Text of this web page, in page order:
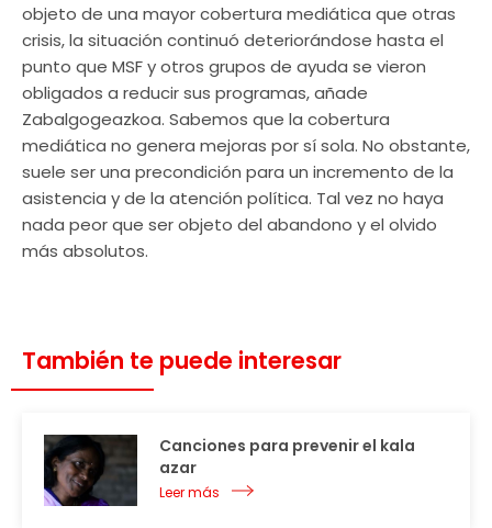
objeto de una mayor cobertura mediática que otras
crisis, la situación continuó deteriorándose hasta el
punto que MSF y otros grupos de ayuda se vieron
obligados a reducir sus programas, añade
Zabalgogeazkoa. Sabemos que la cobertura
mediática no genera mejoras por sí sola. No obstante,
suele ser una precondición para un incremento de la
asistencia y de la atención política. Tal vez no haya
nada peor que ser objeto del abandono y el olvido
más absolutos.
También te puede interesar
Canciones para prevenir el kala
azar
Leer más